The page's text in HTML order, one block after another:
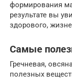
формирования
результате вы
здорового,
Самые
Гречневая,
полезных